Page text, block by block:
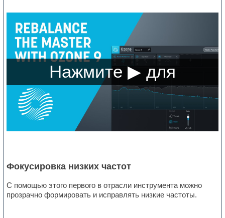
Фокусировка низких частот
С помощью этого первого в отрасли инструмента можно
прозрачно формировать и исправлять низкие частоты.